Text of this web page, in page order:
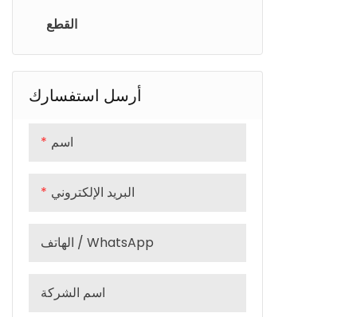
شوكة الحصى
مقود ام تي بي
عجلة ام تي بي
عجلة الطريق
القطع
أرسل استفسارك
اسم
البريد الإلكتروني
الهاتف / WhatsApp
اسم الشركة